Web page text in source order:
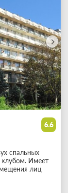
6.6
спальных
клубом. Имеет
лиц